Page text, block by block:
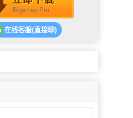
Bigemap Pro
在线客服(直接聊)